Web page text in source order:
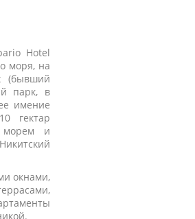
Hotel
моря, на
(бывший
парк, в
имение
гектар
морем и
окнами,